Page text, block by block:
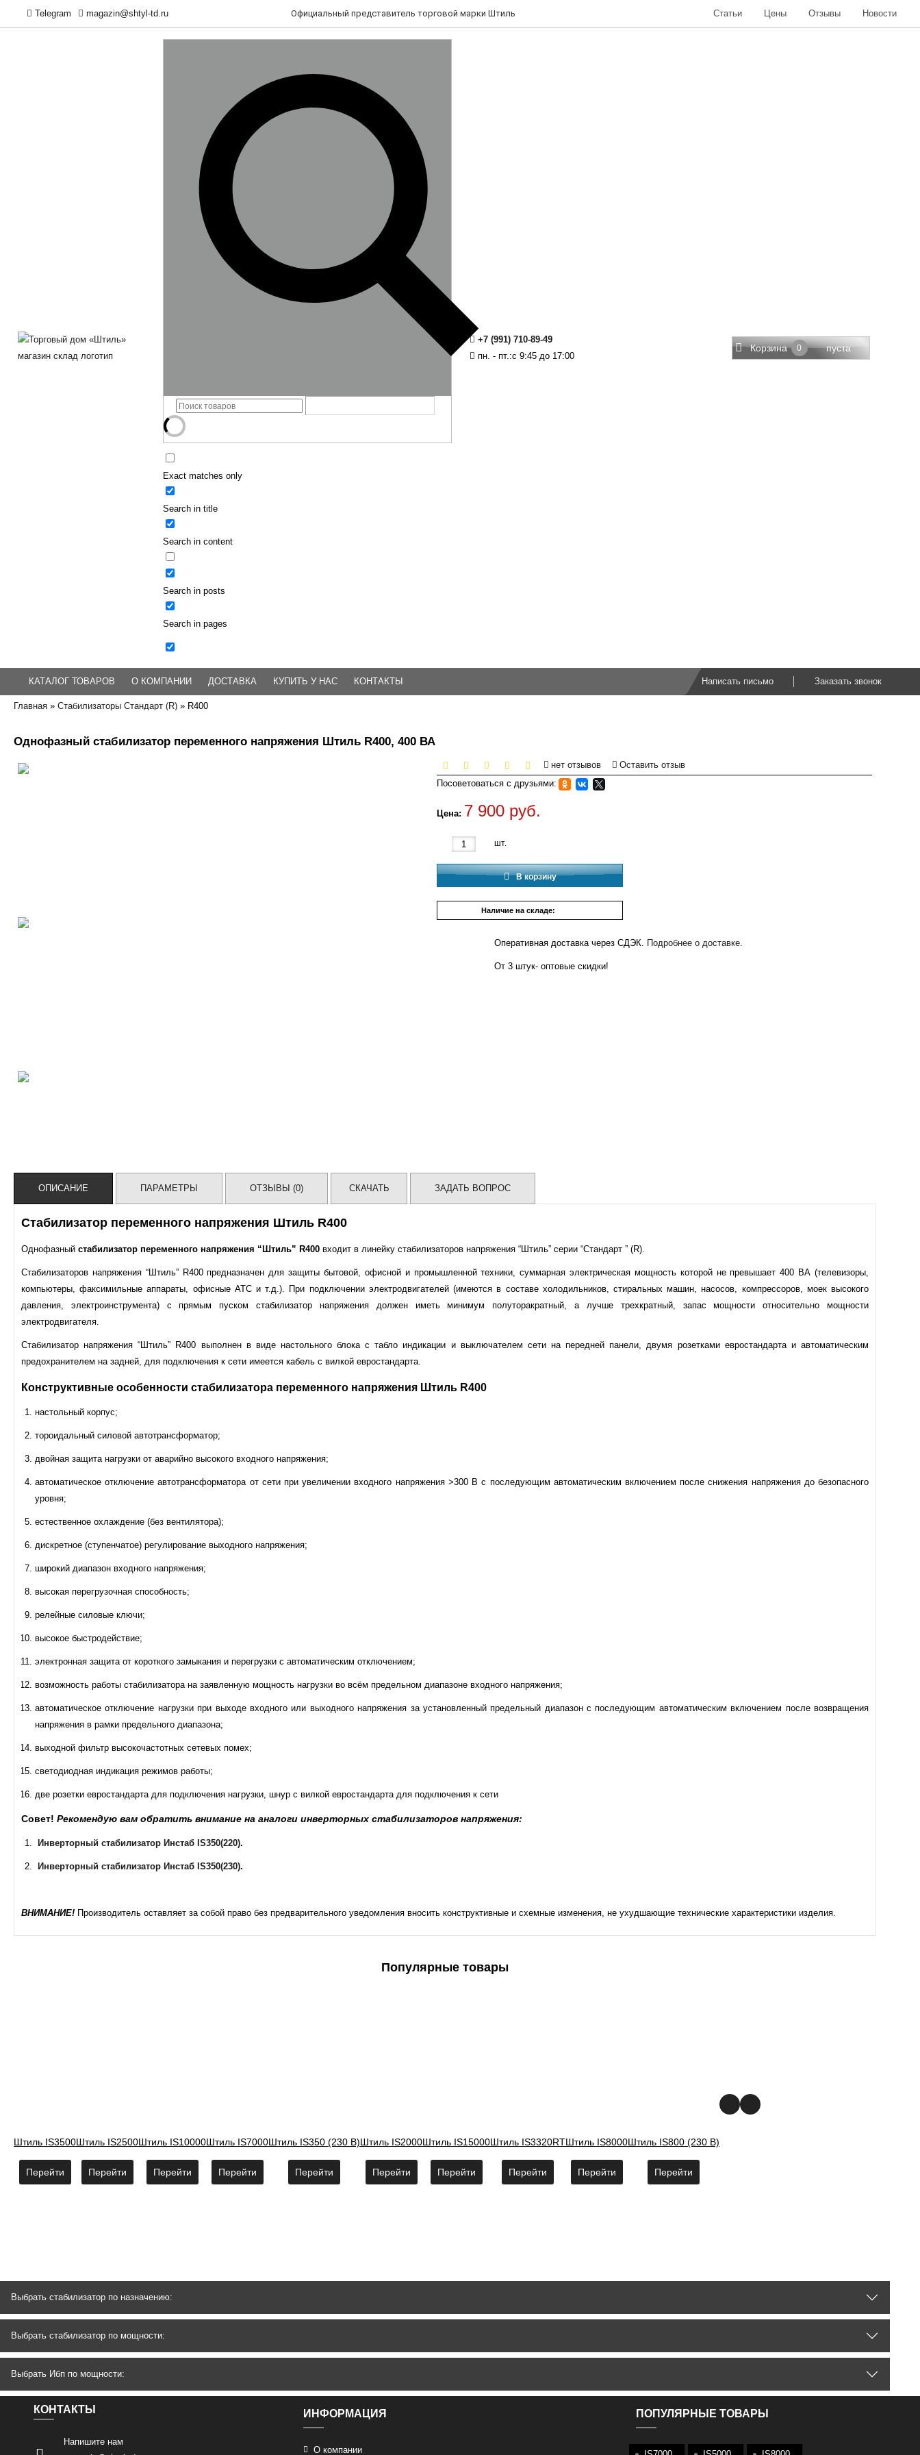
Telegram magazin@shtyl-td.ru Официальный представитель торговой марки Штиль Статьи Цены Отзывы Новости
Exact matches only
Search in title
Search in content
Search in posts
Search in pages
+7 (991) 710-89-49
пн. - пт.:с 9:45 до 17:00
Корзина 0 пуста
КАТАЛОГ ТОВАРОВ О КОМПАНИИ ДОСТАВКА КУПИТЬ У НАС КОНТАКТЫ Написать письмо Заказать звонок
Главная » Cтабилизаторы Стандарт (R) » R400
Однофазный стабилизатор переменного напряжения Штиль R400, 400 ВА
нет отзывов
Оставить отзыв
Посоветоваться с друзьями:
Цена: 7 900 руб.
шт.
В корзину
Наличие на складе:
Оперативная доставка через СДЭК. Подробнее о доставке.
От 3 штук- оптовые скидки!
ОПИСАНИЕ ПАРАМЕТРЫ ОТЗЫВЫ (0) СКАЧАТЬ ЗАДАТЬ ВОПРОС
Стабилизатор переменного напряжения Штиль R400
Однофазный стабилизатор переменного напряжения “Штиль” R400 входит в линейку стабилизаторов напряжения “Штиль” серии “Стандарт ” (R).
Стабилизаторов напряжения “Штиль” R400 предназначен для защиты бытовой, офисной и промышленной техники, суммарная электрическая мощность которой не превышает 400 ВА (телевизоры,
компьютеры, факсимильные аппараты, офисные АТС и т.д.). При подключении электродвигателей (имеются в составе холодильников, стиральных машин, насосов, компрессоров, моек высокого
давления, электроинструмента) с прямым пуском стабилизатор напряжения должен иметь минимум полуторакратный, а лучше трехкратный, запас мощности относительно мощности
электродвигателя.
Стабилизатор напряжения “Штиль” R400 выполнен в виде настольного блока с табло индикации и выключателем сети на передней панели, двумя розетками евростандарта и автоматическим
предохранителем на задней, для подключения к сети имеется кабель с вилкой евростандарта.
Конструктивные особенности стабилизатора переменного напряжения Штиль R400
настольный корпус;
тороидальный силовой автотрансформатор;
двойная защита нагрузки от аварийно высокого входного напряжения;
автоматическое отключение автотрансформатора от сети при увеличении входного напряжения >300 В с последующим автоматическим включением после снижения напряжения до безопасного
уровня;
естественное охлаждение (без вентилятора);
дискретное (ступенчатое) регулирование выходного напряжения;
широкий диапазон входного напряжения;
высокая перегрузочная способность;
релейные силовые ключи;
высокое быстродействие;
электронная защита от короткого замыкания и перегрузки с автоматическим отключением;
возможность работы стабилизатора на заявленную мощность нагрузки во всём предельном диапазоне входного напряжения;
автоматическое отключение нагрузки при выходе входного или выходного напряжения за установленный предельный диапазон с последующим автоматическим включением после возвращения
напряжения в рамки предельного диапазона;
выходной фильтр высокочастотных сетевых помех;
светодиодная индикация режимов работы;
две розетки евростандарта для подключения нагрузки, шнур с вилкой евростандарта для подключения к сети
Совет! Рекомендую вам обратить внимание на аналоги инверторных стабилизаторов напряжения:
Инверторный стабилизатор Инстаб IS350(220).
Инверторный стабилизатор Инстаб IS350(230).
ВНИМАНИЕ! Производитель оставляет за собой право без предварительного уведомления вносить конструктивные и схемные изменения, не ухудшающие технические характеристики изделия.
Популярные товары
Штиль IS3500
Перейти
Штиль IS2500
Перейти
Штиль IS10000
Перейти
Штиль IS7000
Перейти
Штиль IS350 (230 В)
Перейти
Штиль IS2000
Перейти
Штиль IS15000
Перейти
Штиль IS3320RT
Перейти
Штиль IS8000
Перейти
Штиль IS800 (230 В)
Перейти
Выбрать стабилизатор по назначению:
Выбрать стабилизатор по мощности:
Выбрать Ибп по мощности:
КОНТАКТЫ
Напишите нам
ИНФОРМАЦИЯ
О компании
ПОПУЛЯРНЫЕ ТОВАРЫ